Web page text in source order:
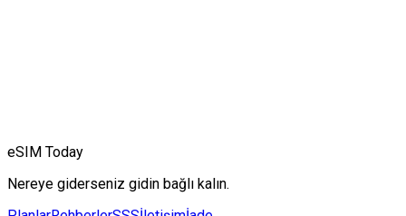
eSIM Today
Nereye giderseniz gidin bağlı kalın.